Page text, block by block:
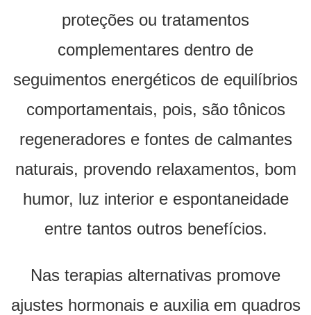
proteções ou tratamentos
complementares dentro de
seguimentos energéticos de equilíbrios
comportamentais, pois, são tônicos
regeneradores e fontes de calmantes
naturais, provendo relaxamentos, bom
humor, luz interior e espontaneidade
entre tantos outros benefícios.
Nas terapias alternativas promove
ajustes hormonais e auxilia em quadros